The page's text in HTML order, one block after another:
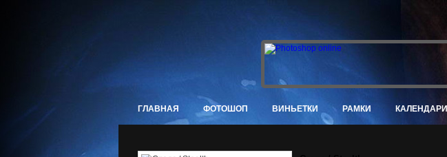
ГЛАВНАЯ ФОТОШОП ВИНЬЕТКИ РАМКИ КАЛЕНДАРИ